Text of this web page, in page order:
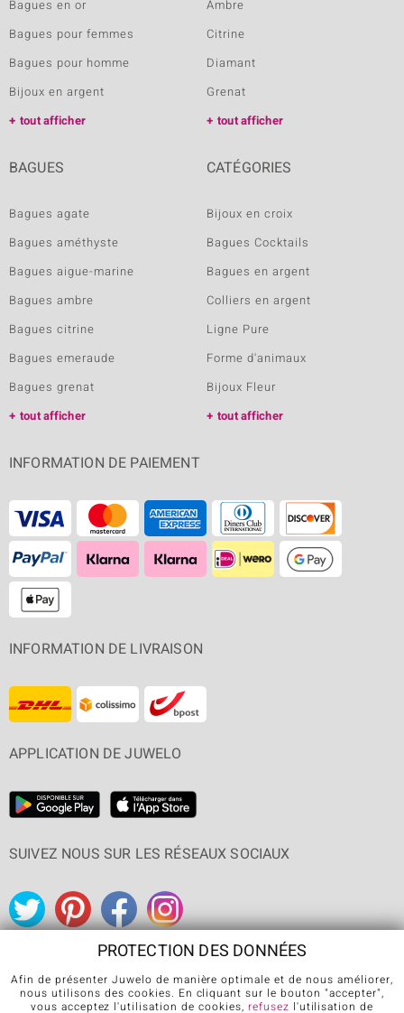
Bagues en or
Bagues pour femmes
Bagues pour homme
Bijoux en argent
tout afficher
Ambre
Citrine
Diamant
Grenat
tout afficher
BAGUES
Bagues agate
Bagues améthyste
Bagues aigue-marine
Bagues ambre
Bagues citrine
Bagues emeraude
Bagues grenat
tout afficher
CATÉGORIES
Bijoux en croix
Bagues Cocktails
Bagues en argent
Colliers en argent
Ligne Pure
Forme d'animaux
Bijoux Fleur
tout afficher
INFORMATION DE PAIEMENT
INFORMATION DE LIVRAISON
APPLICATION DE JUWELO
SUIVEZ NOUS SUR LES RÉSEAUX SOCIAUX
CGV Protection des données Cookies Mentions légales
PROTECTION DES DONNÉES
Afin de présenter Juwelo de manière optimale et de nous améliorer,
nous utilisons des cookies. En cliquant sur le bouton "accepter",
vous acceptez l'utilisation de cookies, refusez l'utilisation de